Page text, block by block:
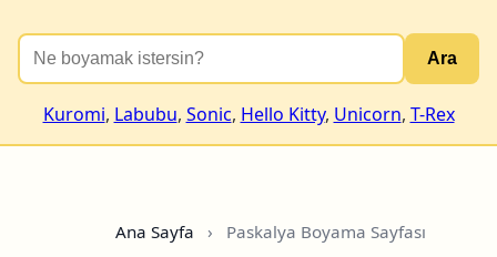
Ara
Kuromi, Labubu, Sonic, Hello Kitty, Unicorn, T-Rex
Ana Sayfa › Paskalya Boyama Sayfası